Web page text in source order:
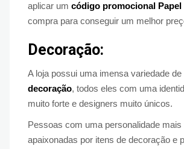
aplicar um código promocional Papel
compra para conseguir um melhor
Decoração:
A loja possui uma imensa variedade de
decoração, todos eles com uma
muito forte e designers muito únicos.
Pessoas com uma personalidade mais
apaixonadas por itens de decoração e